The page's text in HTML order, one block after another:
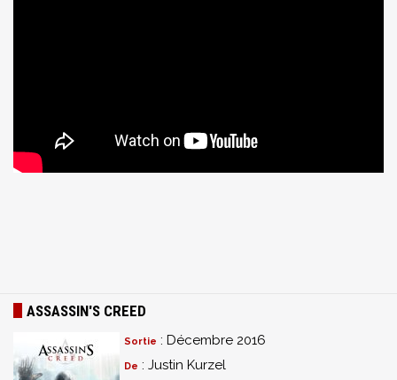
ASSASSIN'S CREED
Sortie : Décembre 2016
De : Justin Kurzel